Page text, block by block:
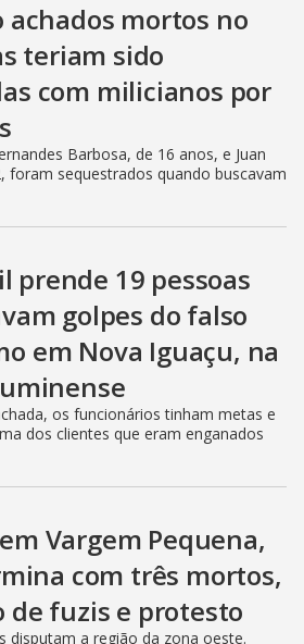
achados mortos no
teriam sido
com milicianos por
Barbosa, de 16 anos, e Juan
foram sequestrados quando buscavam
prende 19 pessoas
golpes do falso
em Nova Iguaçu, na
os funcionários tinham metas e
dos clientes que eram enganados
Vargem Pequena,
com três mortos,
de fuzis e protesto
disputam a região da zona oeste.